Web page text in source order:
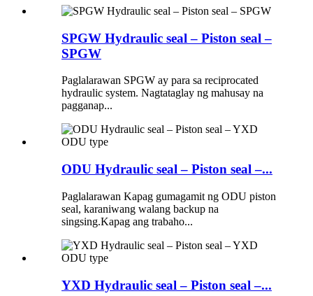
SPGW Hydraulic seal – Piston seal –
SPGW
Paglalarawan SPGW ay para sa reciprocated
hydraulic system. Nagtataglay ng mahusay na
pagganap...
ODU Hydraulic seal – Piston seal –...
Paglalarawan Kapag gumagamit ng ODU piston
seal, karaniwang walang backup na
singsing.Kapag ang trabaho...
YXD Hydraulic seal – Piston seal –...